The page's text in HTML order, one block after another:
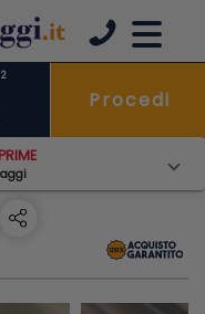
Procedi